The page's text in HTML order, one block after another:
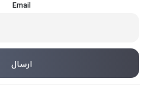
Email